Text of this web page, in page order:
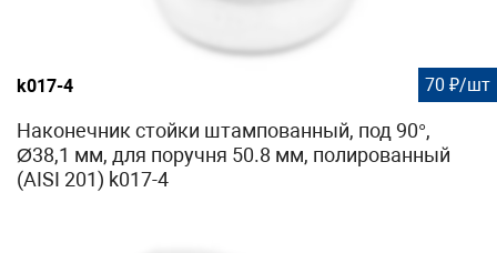
k017-4 70 ₽/шт
Наконечник стойки штампованный, под 90°,
Ø38,1 мм, для поручня 50.8 мм, полированный
(AISI 201) k017-4